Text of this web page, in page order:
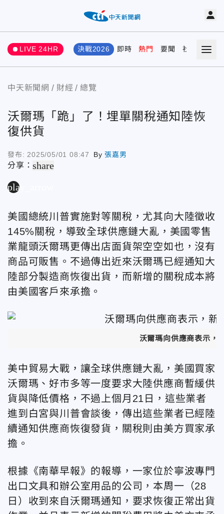
LIVE 24HR 決戰2026 即時 熱門 要聞 社會 娛樂
中天新聞網 財經 總覽
沃爾瑪「跪」了！埋單關稅通知陸恢
復供貨
發布: 2025/05/01 08:47 By張嘉男
分享：share
play_arrow
美國總統川普實施對等關稅，尤其向大陸徵收
145%關稅，導致全球供應鏈大亂，美國零售
業龍頭沃爾瑪更傳出店面貨架空空如也，沒有
商品可販售。不過傳出近來沃爾瑪已經通知 大
陸部分製造商恢復出貨，而新增的關稅成本將
由美國客戶來承擔。
沃爾瑪向供應商表示，
美中貿易大戰， 讓全球供應鏈大亂，美國買家
沃爾瑪、好市多等一度要求大陸供應商暫緩供
貨與降低價格， 不過上個 月21日，這些業者
進到白宮與川普會談後，傳出這些業者已經陸
續通知供應商恢復發貨，關稅則由美方買家承
擔。
根據《南華早報》的報導，一家位於寧波專門
出口文具和辦公室用品的公司， 本周一（28
日）收到來自沃爾瑪通知，要求恢復正常出貨